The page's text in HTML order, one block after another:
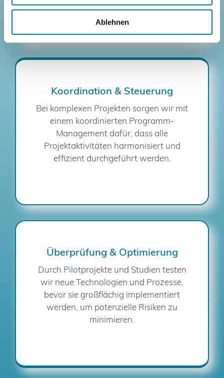
Ablehnen
Koordination & Steuerung
Bei komplexen Projekten sorgen wir mit
einem koordinierten Programm-
Management dafür, dass alle
Projektaktivitäten harmonisiert und
effizient durchgeführt werden.
Überprüfung & Optimierung
Durch Pilotprojekte und Studien testen
wir neue Technologien und Prozesse,
bevor sie großflächig implementiert
werden, um potenzielle Risiken zu
minimieren.